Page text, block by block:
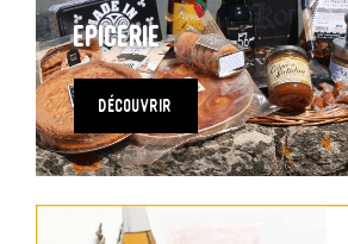
Epicerie
DÉCOUVRIR